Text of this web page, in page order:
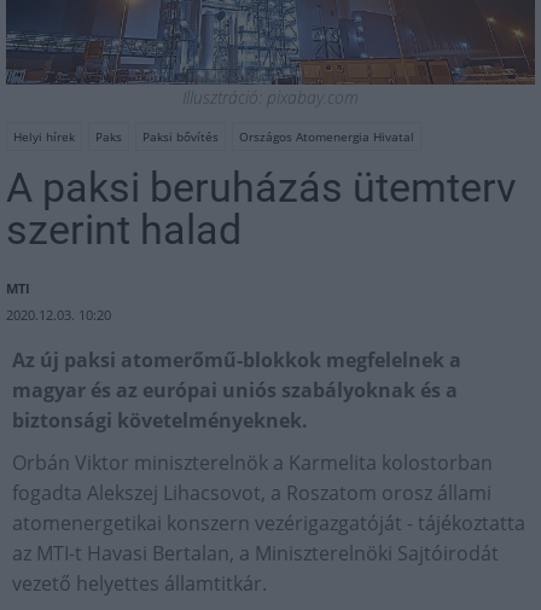
Illusztráció: pixabay.com
Helyi hírek Paks Paksi bővítés Országos Atomenergia Hivatal
A paksi beruházás ütemterv
szerint halad
MTI
2020.12.03. 10:20
Az új paksi atomerőmű-blokkok megfelelnek a
magyar és az európai uniós szabályoknak és a
biztonsági követelményeknek.
Orbán Viktor miniszterelnök a Karmelita kolostorban
fogadta Alekszej Lihacsovot, a Roszatom orosz állami
atomenergetikai konszern vezérigazgatóját - tájékoztatta
az MTI-t Havasi Bertalan, a Miniszterelnöki Sajtóirodát
vezető helyettes államtitkár.